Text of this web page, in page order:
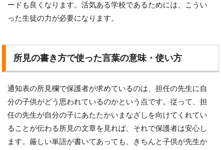
ードも良くなります。活気ある学校であるためには、こうい
った生徒の力が必要になります。
所見の書き方で使った言葉の意味・使い方
通知表の所見欄で保護者が求めているのは、担任の先生に自
分の子供がどう思われているのかという点です。従って、担
任の先生が自分の子にあたたかいまなざしを向けてくれてい
ることが伝わる所見の文章を見れば、それで保護者は安心し
ます。厳しい単語が書いてあっても、きちんと子供が先生か